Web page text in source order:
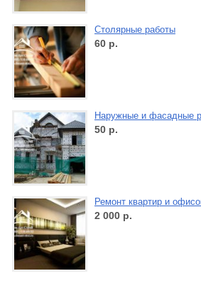
Столярные работы
60 р.
Наружные и фасадные
50 р.
Ремонт квартир и
2 000 р.